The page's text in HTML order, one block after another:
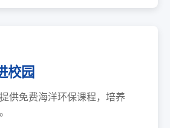
校园
供免费海洋环保课程，培养